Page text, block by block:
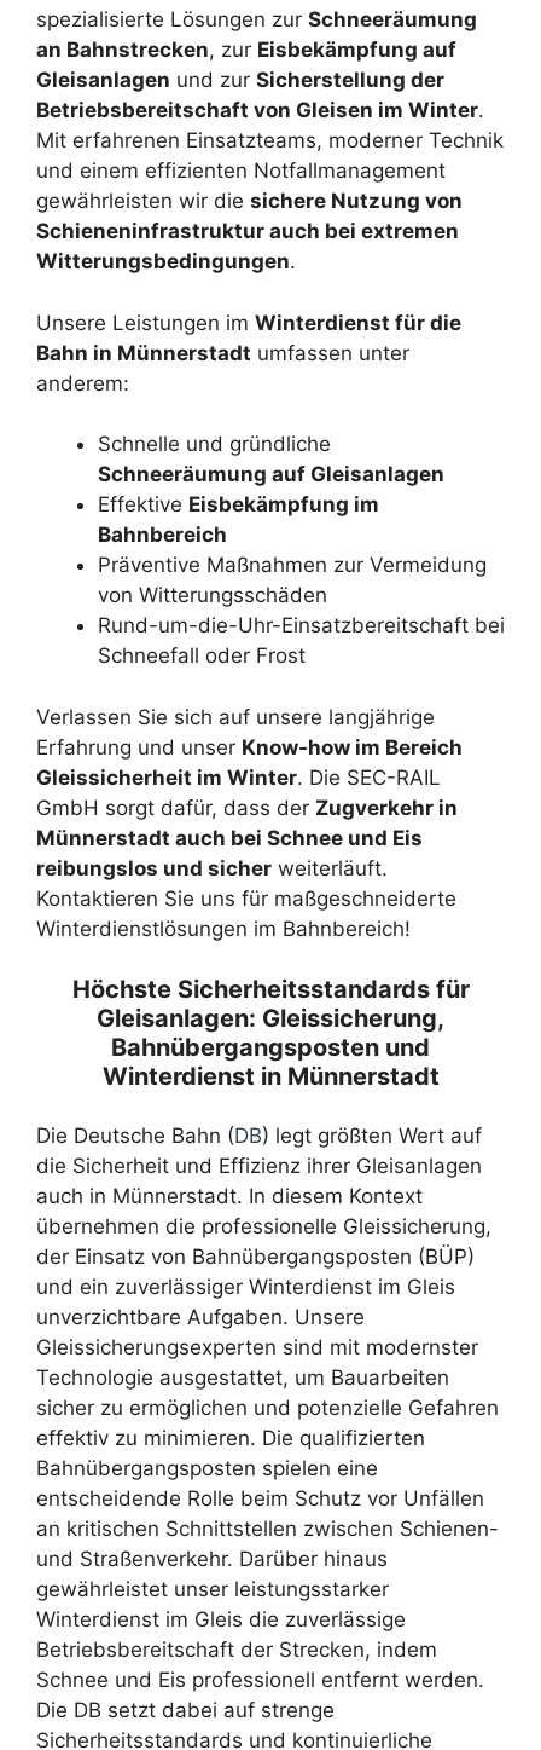
spezialisierte Lösungen zur Schneeräumung
an Bahnstrecken, zur Eisbekämpfung auf
Gleisanlagen und zur Sicherstellung der
Betriebsbereitschaft von Gleisen im Winter.
Mit erfahrenen Einsatzteams, moderner Technik
und einem effizienten Notfallmanagement
gewährleisten wir die sichere Nutzung von
Schieneninfrastruktur auch bei extremen
Witterungsbedingungen.
Unsere Leistungen im Winterdienst für die
Bahn in Münnerstadt umfassen unter
anderem:
Schnelle und gründliche
Schneeräumung auf Gleisanlagen
Effektive Eisbekämpfung im
Bahnbereich
Präventive Maßnahmen zur Vermeidung
von Witterungsschäden
Rund-um-die-Uhr-Einsatzbereitschaft bei
Schneefall oder Frost
Verlassen Sie sich auf unsere langjährige
Erfahrung und unser Know-how im Bereich
Gleissicherheit im Winter. Die SEC-RAIL
GmbH sorgt dafür, dass der Zugverkehr in
Münnerstadt auch bei Schnee und Eis
reibungslos und sicher weiterläuft.
Kontaktieren Sie uns für maßgeschneiderte
Winterdienstlösungen im Bahnbereich!
Höchste Sicherheitsstandards für
Gleisanlagen: Gleissicherung,
Bahnübergangsposten und
Winterdienst in Münnerstadt
Die Deutsche Bahn (DB) legt größten Wert auf
die Sicherheit und Effizienz ihrer Gleisanlagen
auch in Münnerstadt. In diesem Kontext
übernehmen die professionelle Gleissicherung,
der Einsatz von Bahnübergangsposten (BÜP)
und ein zuverlässiger Winterdienst im Gleis
unverzichtbare Aufgaben. Unsere
Gleissicherungsexperten sind mit modernster
Technologie ausgestattet, um Bauarbeiten
sicher zu ermöglichen und potenzielle Gefahren
effektiv zu minimieren. Die qualifizierten
Bahnübergangsposten spielen eine
entscheidende Rolle beim Schutz vor Unfällen
an kritischen Schnittstellen zwischen Schienen-
und Straßenverkehr. Darüber hinaus
gewährleistet unser leistungsstarker
Winterdienst im Gleis die zuverlässige
Betriebsbereitschaft der Strecken, indem
Schnee und Eis professionell entfernt werden.
Die DB setzt dabei auf strenge
Sicherheitsstandards und kontinuierliche